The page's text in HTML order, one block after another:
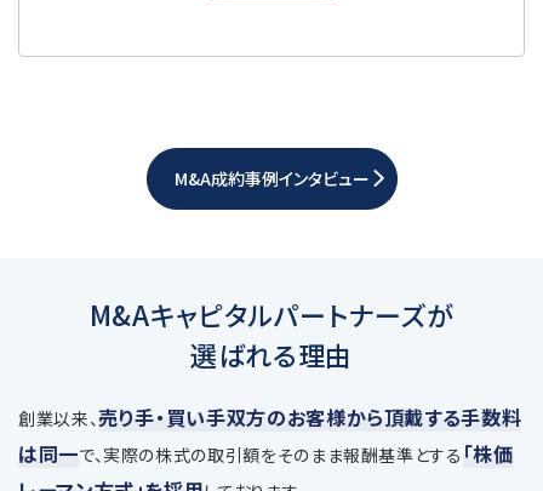
M&A成約事例インタビュー
M&Aキャピタルパートナーズが
選ばれる理由
創業以来、 売り手・買い手双方のお客様から頂戴する手数料
は同一で、実際の株式の取引額をそのまま報酬基準とする 「株価